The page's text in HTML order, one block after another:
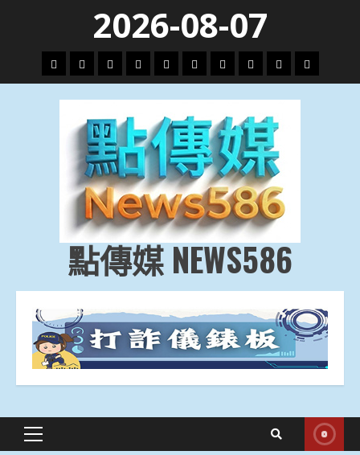
content
2026-08-07
頭
條
財
經
地
方.
會
文
教.
技
專
題
娛
樂
劇
政
治
國
際
運
動
生
活
點傳媒 NEWS586
Primary